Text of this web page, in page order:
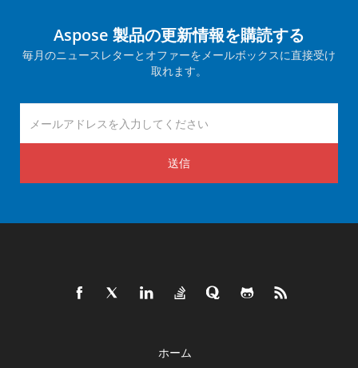
Aspose 製品の更新情報を購読する
毎月のニュースレターとオファーをメールボックスに直接受け
取れます。
送信
ホーム